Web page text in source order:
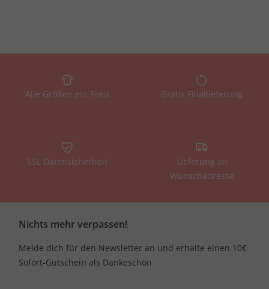
Alle Größen ein Preis Gratis Filiallieferung
SSL Datensicherheit
Lieferung an
Wunschadresse
Nichts mehr verpassen!
Melde dich für den Newsletter an und erhalte einen 10€
Sofort-Gutschein als Dankeschön